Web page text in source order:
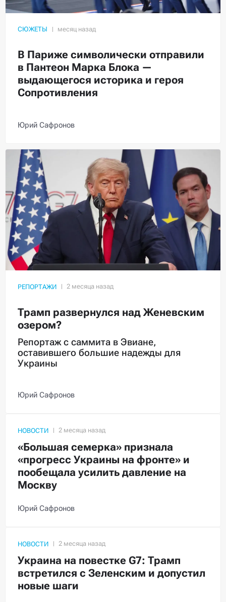
СЮЖЕТЫ
В Париже символически отправили
в Пантеон Марка Блока —
выдающегося историка и героя
Сопротивления
Юрий Сафронов
РЕПОРТАЖИ
Трамп развернулся над Женевским
озером?
Репортаж с саммита в Эвиане,
оставившего большие надежды для
Украины
Юрий Сафронов
НОВОСТИ
«Большая семерка» признала
«прогресс Украины на фронте» и
пообещала усилить давление на
Москву
Юрий Сафронов
НОВОСТИ
Украина на повестке G7: Трамп
встретился с Зеленским и допустил
новые шаги